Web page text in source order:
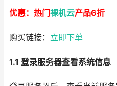
优惠：热门裸机云产品6折
购买链接： 立即下单
1.1 登录服务器查看系统信息